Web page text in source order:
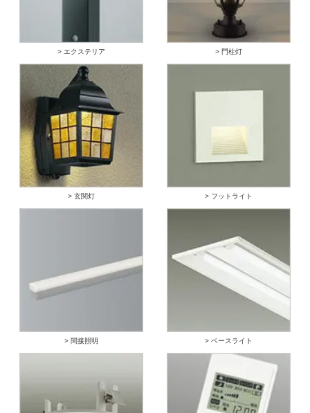
> エクステリア > 門柱灯
> 玄関灯 > フットライト
> 間接照明 > ベースライト